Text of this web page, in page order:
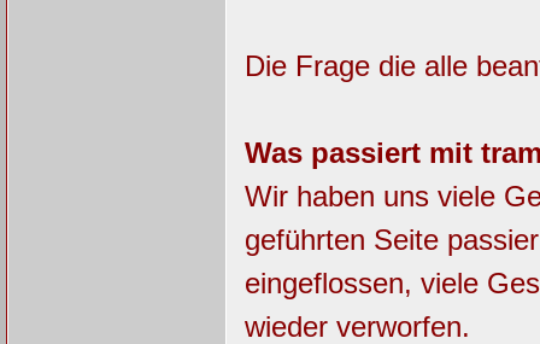
Die Frage die alle
Was passiert mit
Wir haben uns viele
geführten Seite
eingeflossen, viele
wieder verworfen.